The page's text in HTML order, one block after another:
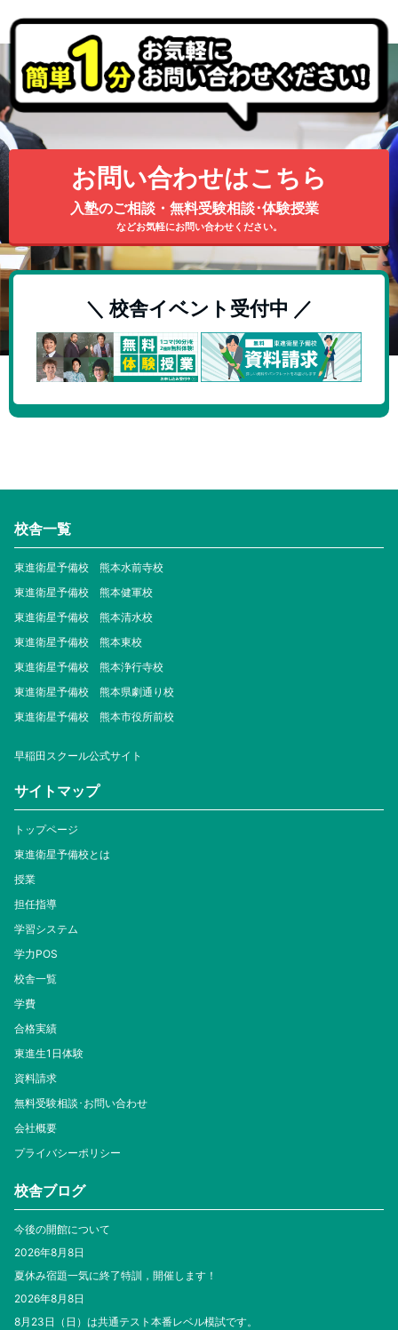
お問い合わせはこちら
入塾のご相談・無料受験相談･体験授業
などお気軽にお問い合わせください。
＼ 校舎イベント受付中 ／
校舎一覧
東進衛星予備校 熊本水前寺校
東進衛星予備校 熊本健軍校
東進衛星予備校 熊本清水校
東進衛星予備校 熊本東校
東進衛星予備校 熊本浄行寺校
東進衛星予備校 熊本県劇通り校
東進衛星予備校 熊本市役所前校
早稲田スクール公式サイト
サイトマップ
トップページ
東進衛星予備校とは
授業
担任指導
学習システム
学力POS
校舎一覧
学費
合格実績
東進生1日体験
資料請求
無料受験相談･お問い合わせ
会社概要
プライバシーポリシー
校舎ブログ
今後の開館について
2026年8月8日
夏休み宿題一気に終了特訓，開催します！
2026年8月8日
8月23日（日）は共通テスト本番レベル模試です。